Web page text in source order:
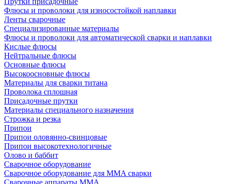
Флюсы и проволоки для износостойкой наплавки
Ленты сварочные
Специализированные материалы
Флюсы и проволоки для автоматической сварки и наплавки
Кислые флюсы
Нейтральные флюсы
Основные флюсы
Высокоосновные флюсы
Материалы для сварки титана
Проволока сплошная
Присадочные прутки
Материалы специального назначения
Строжка и резка
Припои
Припои оловянно-свинцовые
Припои высокотехнологичные
Олово и баббит
Сварочное оборудование
Сварочное оборудование для MMA сварки
Сварочные аппараты MMA